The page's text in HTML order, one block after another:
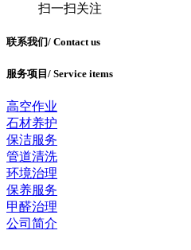
扫一扫关注
联系我们/ Contact us
服务项目 / Service items
高空作业
石材养护
保洁服务
管道清洗
环境治理
保养服务
甲醛治理
公司简介